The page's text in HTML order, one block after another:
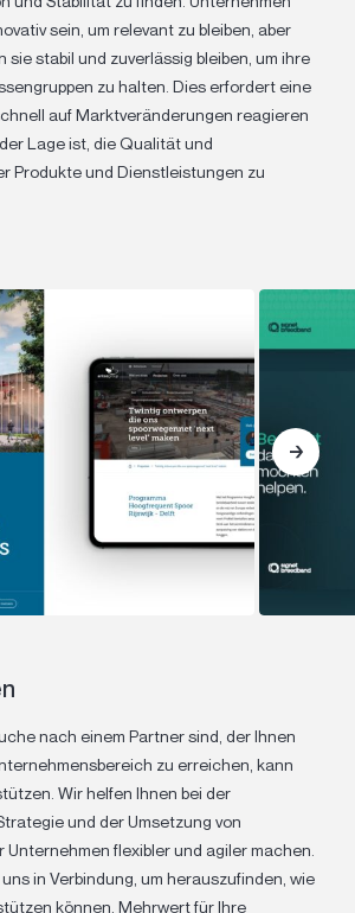
sein, um relevant zu bleiben, aber
sie stabil und zuverlässig bleiben, um ihre
zu halten. Dies erfordert eine
auf Marktveränderungen reagieren
Lage ist, die Qualität und
Produkte und Dienstleistungen zu
nach einem Partner sind, der Ihnen
zu erreichen, kann
Wir helfen Ihnen bei der
und der Umsetzung von
Unternehmen flexibler und agiler machen.
in Verbindung, um herauszufinden, wie
können, Mehrwert für Ihre